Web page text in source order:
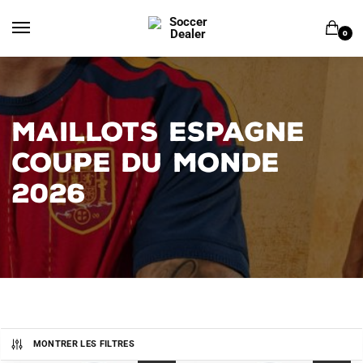
0
MAILLOTS ESPAGNE
COUPE DU MONDE
2026
MONTRER LES FILTRES